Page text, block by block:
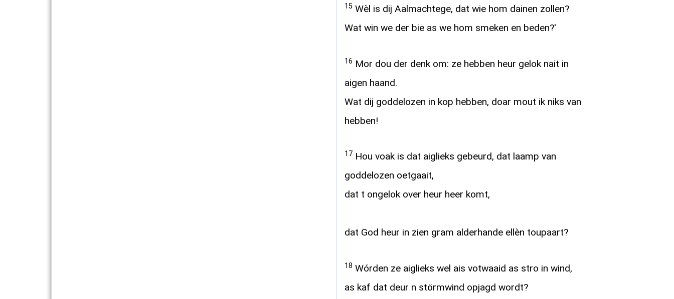
15 Wèl is dij Aalmachtege, dat wie hom dainen zollen?
Wat win we der bie as we hom smeken en beden?'
16 Mor dou der denk om: ze hebben heur gelok nait in
aigen haand.
Wat dij goddelozen in kop hebben, doar mout ik niks van
hebben!
17 Hou voak is dat aiglieks gebeurd, dat laamp van
goddelozen oetgaait,
dat t ongelok over heur heer komt,
dat God heur in zien gram alderhande ellèn toupaart?
18 Wórden ze aiglieks wel ais votwaaid as stro in wind,
as kaf dat deur n störmwind opjagd wordt?